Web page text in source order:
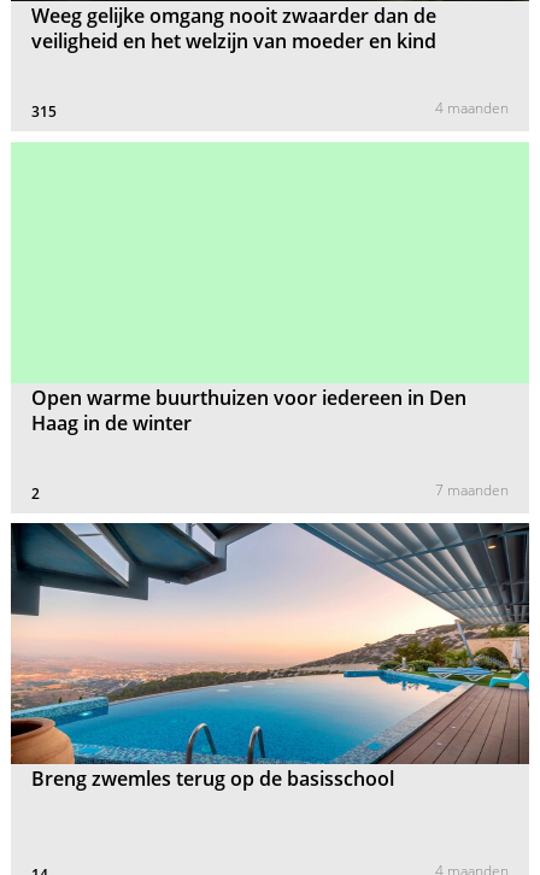
Weeg gelijke omgang nooit zwaarder dan de
veiligheid en het welzijn van moeder en kind
315 4 maanden
Open warme buurthuizen voor iedereen in Den
Haag in de winter
2 7 maanden
Breng zwemles terug op de basisschool